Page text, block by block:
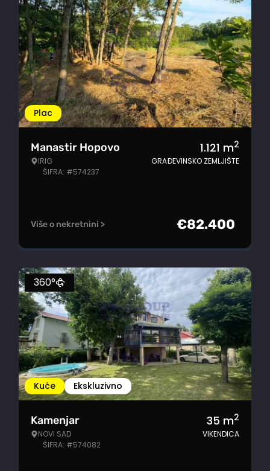
Plac
Manastir Hopovo
IRIG
ŠIFRA: #574237
1.121 m2
GRAĐEVINSKO ZEMLJIŠTE
Više o nekretnini > €82.400
Kuće Ekskluzivno
360°
Kamenjar
NOVI SAD
ŠIFRA: #574082
35 m2
VIKENDICA